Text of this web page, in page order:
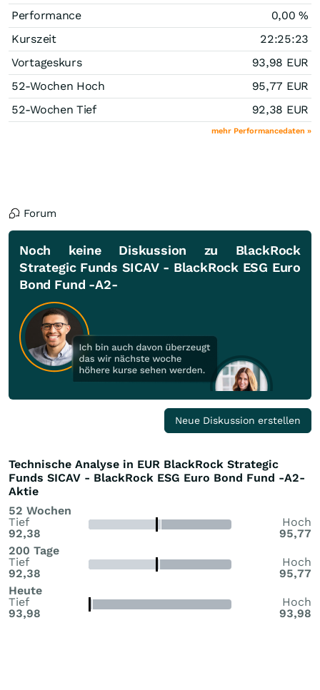
Performance 0,00%
Kurszeit
22:25:23
Vortageskurs
93,98 EUR
52-Wochen Hoch
95,77 EUR
52-Wochen Tief
92,38 EUR
mehr Performancedaten »
Forum
Noch keine Diskussion zu BlackRock
Strategic Funds SICAV - BlackRock ESG Euro
Bond Fund -A2-
Neue Diskussion erstellen
Technische Analyse in EUR BlackRock Strategic
Funds SICAV - BlackRock ESG Euro Bond Fund -A2-
Aktie
52 Wochen
Tief
92,38
Hoch
95,77
200 Tage
Tief
92,38
Hoch
95,77
Heute
Tief
93,98
Hoch
93,98